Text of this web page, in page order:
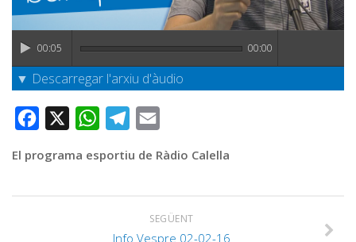
Publicitat
00:05 00:00
▼ Descarregar l'arxiu d'àudio
Facebook WhatsAppTelegram
El programa esportiu de Ràdio Calella
SEGÜENT
Info Vespre 02-02-16